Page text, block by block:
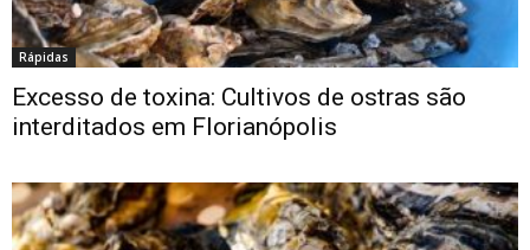
Rápidas
Excesso de toxina: Cultivos de ostras são
interditados em Florianópolis